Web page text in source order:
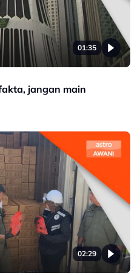
01:35
jangan main
02:29